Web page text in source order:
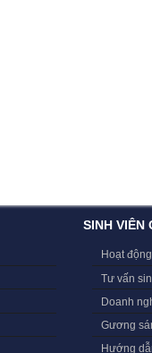
SINH VIÊN
Hoạt
Tư vấn
Doanh
Gương
Hướng